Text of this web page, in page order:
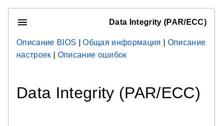
Data Integrity (PAR/ECC)
Описание BIOS |Общая информация
Описание
настроек
Описание ошибок
Data Integrity (PAR/ECC)